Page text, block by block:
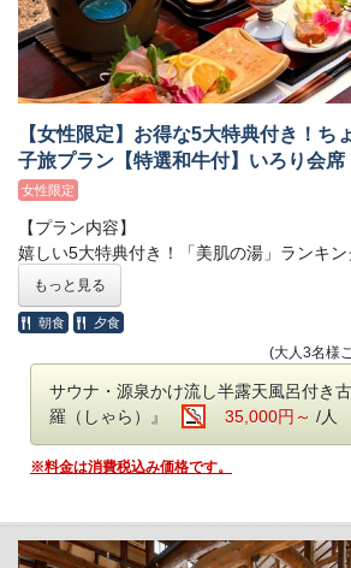
●ご夕食●
○特選和牛ミニステーキ
○囲炉裏会席
串焼、鍋物、刺身、煮物、デザート、他
※季節や仕入状況により変更する可能性がご
～1月2日
だく場合がございます。
※2026年1月1日以降のご予約につきまして
アレルギー、苦手、妊娠中、宗教上など）
および除去はできかねます。
※12月31日～1月2日は別注料理（岩魚の骨
お受けいたしかねます。
※お部屋食は行っておりません。すべての
越しいただく形となります。
●ご朝食●
○和食膳
従前は当HPからのご予約でもスタンプ帳の
【女性限定】お得な5大特典付き！ち
子旅プラン【特選和牛付】いろり会席
女性限定
【プラン内容】
嬉しい5大特典付き！「美肌の湯」ランキ
磨いて、楽しい話題に花を咲かせましょう。
●5大特典●
2.浴衣・バスタオル2枚付き
3.DHCアメニティセット付き
4.美肌の湯で温泉パック！フェイスパック付
5.ご夕食時2名様毎にワインハーフボトル1本
全国から厳選された和牛のミニステーキが
もっと見る
朝食 夕食
(大人3名様
サウナ・源泉かけ流し半露天風呂付き
羅（しゃら）』
35,000円～ /人
※料金は消費税込み価格です。